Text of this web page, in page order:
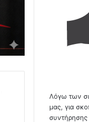
Λόγω των
μας, για
συντήρησης